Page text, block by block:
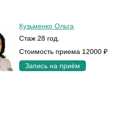
Кузьменко Ольга
Стаж 28 год.
Стоимость приема 12000 ₽
Запись на приём